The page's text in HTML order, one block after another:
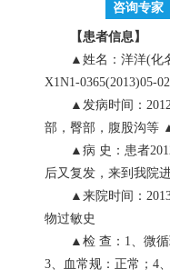
咨询专家
【患者信息】
▲姓名：洋洋(化名
X1N1-0365(2013)05-02
▲发病时间：2012
部，臀部，腹股沟等
▲病 史：患者2012
后又复发，来到我院
▲来院时间：2013
物过敏史
▲检 查：1、微循环
3、血常规：正常；4